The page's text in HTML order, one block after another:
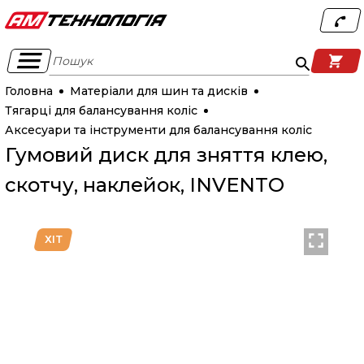
Пошук
Головна
Матеріали для шин та дисків
Тягарці для балансування коліс
Аксесуари та інструменти для балансування коліс
Гумовий диск для зняття клею,
скотчу, наклейок, INVENTO
ХІТ